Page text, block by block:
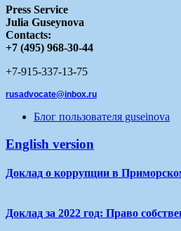
Press Service
Julia Guseynova
Contacts:
+7 (495) 968-30-44
+7-915-337-13-75
rusadvocate@inbox.ru
Блог пользователя guseinova
English version
Доклад о коррупции в
Доклад за 2022 год: Право